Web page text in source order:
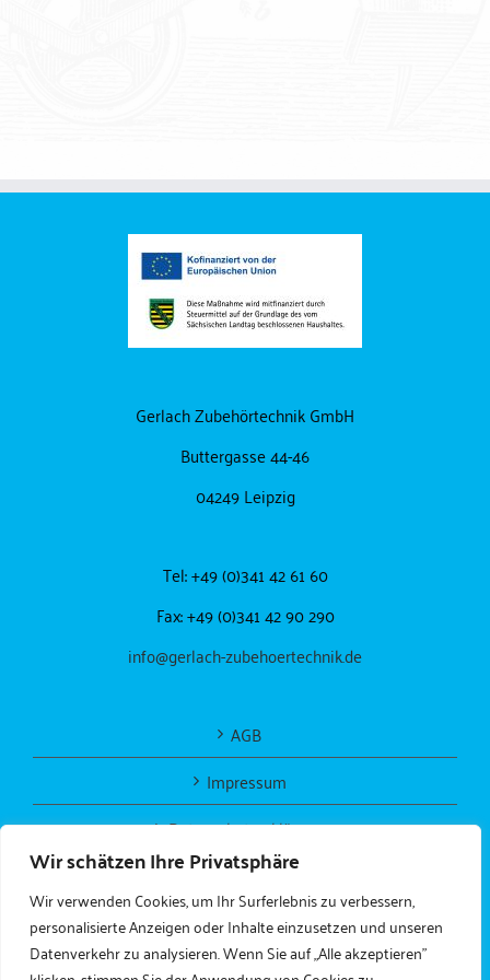
Wir schätzen Ihre Privatsphäre
Wir verwenden Cookies, um Ihr Surferlebnis zu verbessern,
personalisierte Anzeigen oder Inhalte einzusetzen und unseren
Datenverkehr zu analysieren. Wenn Sie auf „Alle akzeptieren"
Gerlach Zubehörtechnik GmbH
Buttergasse 44-46
04249 Leipzig
Tel: +49 (0)341 42 61 60
Fax: +49 (0)341 42 90 290
info@gerlach-zubehoertechnik.de
AGB
Impressum
Datenschutzerklärung